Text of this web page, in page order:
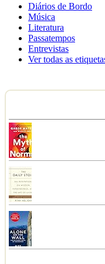
Diários de Bordo
Música
Literatura
Passatempos
Entrevistas
Ver todas as